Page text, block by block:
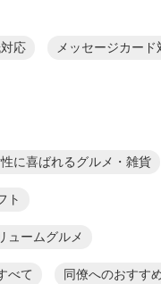
応 メッセージカード
に喜ばれるグルメ・雑貨
ト
ュームグルメ
べて 同僚へのおすす